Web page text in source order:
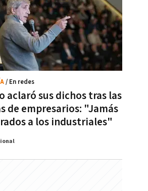
aclaró sus dichos tras las
de empresarios: "Jamás
a los industriales"
/ En redes